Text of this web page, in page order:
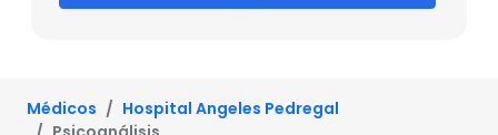
Médicos
Hospital Angeles Pedregal